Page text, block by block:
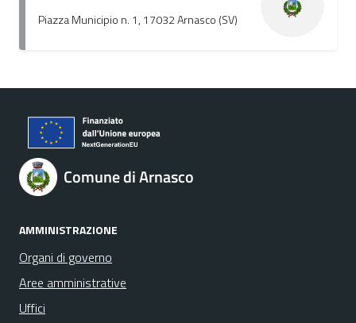
Piazza Municipio n. 1, 17032 Arnasco (SV)
Comune di Arnasco
AMMINISTRAZIONE
Organi di governo
Aree amministrative
Uffici